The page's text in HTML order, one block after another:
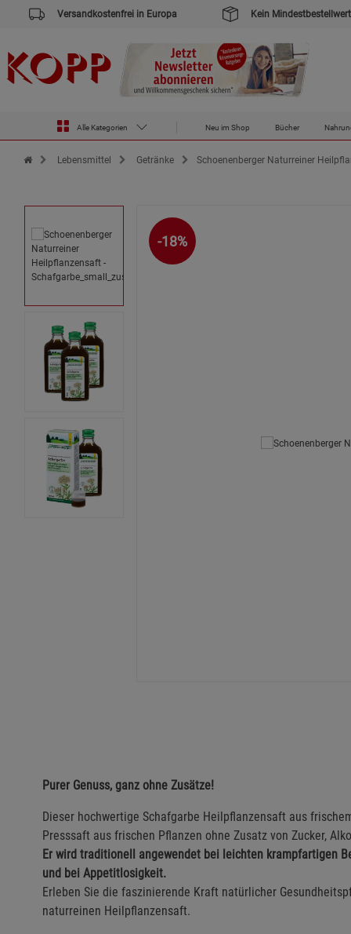
Versandkostenfrei in Europa Kein Mindestbestellwert
Alle Kategorien Neu im Shop Bücher
Zur Startseite des Kopp Verlag Online-Shop
Lebensmittel Getränke Schoenenberger Naturreiner
-18%
Purer Genuss, ganz ohne Zusätze!
Dieser hochwertige Schafgarbe Heilpflanzensaft aus
Presssaft aus frischen Pflanzen ohne Zusatz von Zucker,
Er wird traditionell angewendet bei leichten krampfartigen
und bei Appetitlosigkeit.
Erleben Sie die faszinierende Kraft natürlicher
naturreinen Heilpflanzensaft.